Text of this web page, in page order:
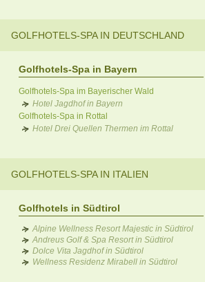
GOLFHOTELS-SPA IN DEUTSCHLAND
Golfhotels-Spa in Bayern
Golfhotels-Spa im Bayerischer Wald
Hotel Jagdhof in Bayern
Golfhotels-Spa in Rottal
Hotel Drei Quellen Thermen im Rottal
GOLFHOTELS-SPA IN ITALIEN
Golfhotels in Südtirol
Alpine Wellness Resort Majestic in Südtirol
Andreus Golf & Spa Resort in Südtirol
Dolce Vita Jagdhof in Südtirol
Wellness Residenz Mirabell in Südtirol